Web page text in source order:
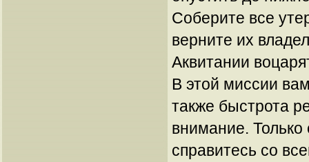
Соберите все
верните их
Аквитании
В этой миссии
также быстрота
внимание.
справитесь со